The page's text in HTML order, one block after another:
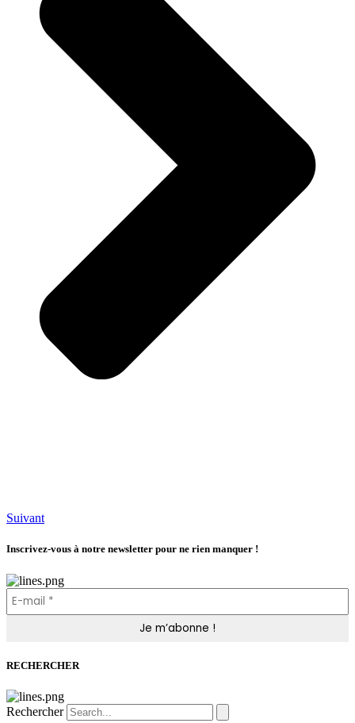
Suivant
Inscrivez-vous à notre newsletter pour ne rien manquer !
RECHERCHER
Rechercher